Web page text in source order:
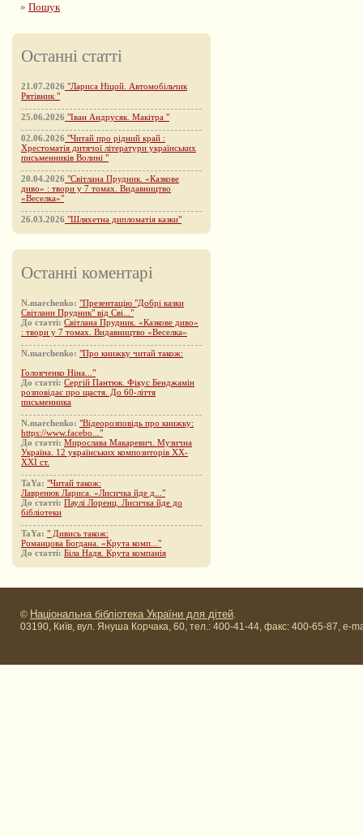
» Пошук
Останні статті
21.07.2026 "Лариса Ніцой. Автомобільчик
Рятівник "
25.06.2026 "Іван Андрусяк. Макітра "
02.06.2026 "Читай про рідний край :
Хрестоматія дитячої літератури українських
письменників Волині "
20.04.2026 "Світлана Прудник. «Казкове
диво» : твори у 7 томах. Видавництво
«Веселка»"
26.03.2026 "Шляхетна дипломатія казки"
Останні коментарі
N.marchenko: "Презентацію "Добрі казки
Світлани Прудник" від Сві..."
До статті: Світлана Прудник. «Казкове диво»
: твори у 7 томах. Видавництво «Веселка»
N.marchenko: "Про книжку читай також:
Головченко Ніна..."
До статті: Сергій Пантюк. Фікус Бенджамін
розповідає про щастя. До 60-ліття
письменника
N.marchenko: "Відеорозповідь про книжку:
https://www.facebo..."
До статті: Мирослава Макаревич. Музична
Україна. 12 українських композиторів XX-
XXI ст.
TaYa: "Читай також:
Лавренюк Лариса. «Лисичка йде д..."
До статті: Паулі Лоренц. Лисичка йде до
бібліотеки
TaYa: " Дивись також:
Романцова Богдана. «Крута комп..."
До статті: Біла Надя. Крута компанія
© Національна бібліотека України для дітей.
03190, Київ, вул. Януша Корчака, 60, тел.: 400-41-44, факс: 400-65-87, e-